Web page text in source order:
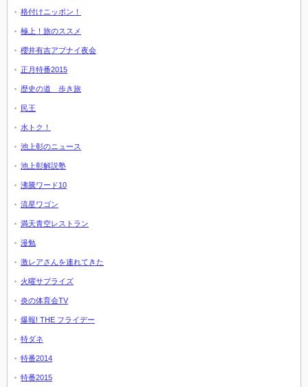
格付けニッポン！
極上！旅のススメ
櫻井有吉アブナイ夜会
正月特番2015
歴史の道 歩き旅
民王
水トク！
池上彰のニュース
池上彰解説塾
沸騰ワード10
流星ワゴン
満天青空レストラン
漫勉
激レアさんを連れてきた
火曜サプライズ
炎の体育会TV
爆報! THE フライデー
特ダネ
特番2014
特番2015